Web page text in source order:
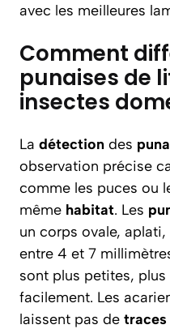
avec les meilleures
Comment
punaises de
insectes
La détection des
observation précise
comme les puces ou
même habitat. Les
un corps ovale,
entre 4 et 7
sont plus petites,
facilement. Les
laissent pas de traces